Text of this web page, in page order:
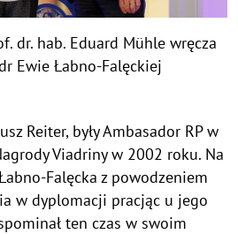
dr. hab. Eduard Mühle wręcza
Ewie Łabno-Falęckiej
i
n
a
u
Reiter, były Ambasador RP w
Viadriny w 2002 roku. Na
Falęcka z powodzeniem
w dyplomacji pracjąc u jego
ten czas w swoim